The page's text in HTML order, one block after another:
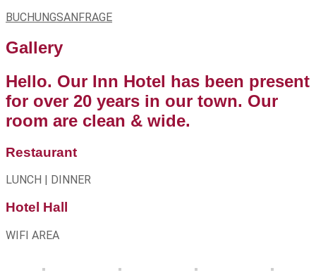
BUCHUNGSANFRAGE
Gallery
Hello. Our Inn Hotel has been present
for over 20 years in our town. Our
room are clean & wide.
Restaurant
LUNCH | DINNER
Hotel Hall
WIFI AREA